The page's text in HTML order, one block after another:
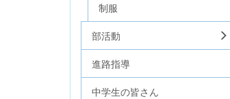
制服
部活動
進路指導
中学生の皆さん